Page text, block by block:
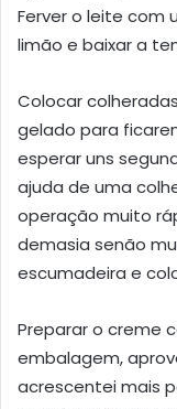
Ferver o leite com
limão e baixar a
Colocar
gelado para
esperar uns
ajuda de uma
operação muito
demasia senão
escumadeira e
Preparar o creme
embalagem,
acrescentei mais